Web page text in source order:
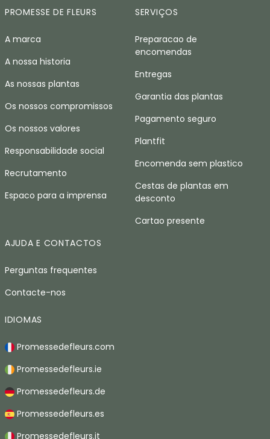
PROMESSE DE FLEURS
A marca
A nossa historia
As nossas plantas
Os nossos compromissos
Os nossos valores
Responsabilidade social
Recrutamento
Espaco para a imprensa
SERVIÇOS
Preparacao de
encomendas
Entregas
Garantia das plantas
Pagamento seguro
Plantfit
Encomenda sem plastico
Cestas de plantas em
desconto
Cartao presente
AJUDA E CONTACTOS
Perguntas frequentes
Contacte-nos
IDIOMAS
Promessedefleurs.com
Promessedefleurs.ie
Promessedefleurs.de
Promessedefleurs.es
Promessedefleurs.it